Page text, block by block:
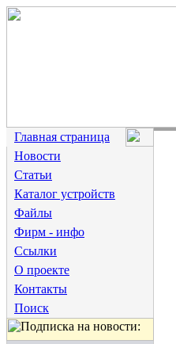
Главная страница
Новости
Статьи
Каталог устройств
Файлы
Фирм - инфо
Ссылки
О проекте
Контакты
Поиск